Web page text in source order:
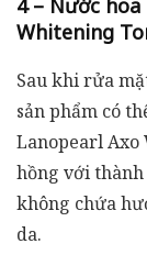
4 – Nước
Whitening
Sau khi rửa
sản phẩm có
Lanopearl
hồng với
không chứa
da.